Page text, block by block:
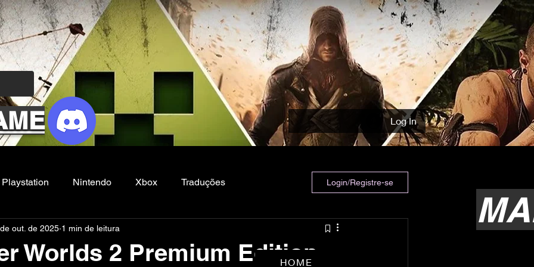
Log In
Playstation Nintendo Xbox Traduções
Filmes e Series Noticias
Login/Registre-se
Worlds 2 Premium Edition-
out. de 2025 1 min de leitura
HOME